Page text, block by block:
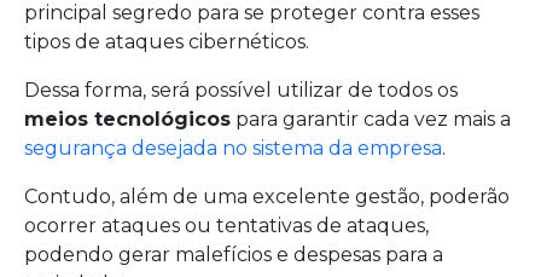
principal segredo para se proteger contra esses
tipos de ataques cibernéticos.
Dessa forma, será possível utilizar de todos os
meios tecnológicos para garantir cada vez mais a
segurança desejada no sistema da empresa.
Contudo, além de uma excelente gestão, poderão
ocorrer ataques ou tentativas de ataques,
podendo gerar malefícios e despesas para a